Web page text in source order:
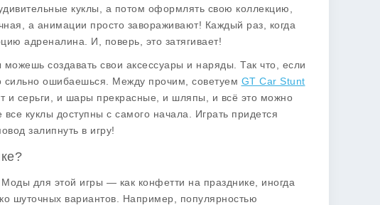
куклы, а потом оформлять свою коллекцию,
а анимации просто завораживают! Каждый раз, когда
адреналина. И, поверь, это затягивает!
создавать свои аксессуары и наряды. Так что, если
сильно ошибаешься. Между прочим, советуем GT Car Stunt
и серьги, и шары прекрасные, и шляпы, и всё это можно
куклы доступны с самого начала. Играть придется
залипнуть в игру!
. Моды для этой игры — как конфетти на празднике, иногда
шуточных вариантов. Например, популярностью